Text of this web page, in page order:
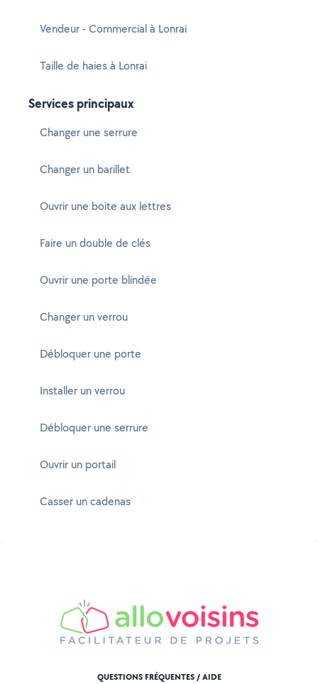
Vendeur - Commercial à Lonrai
Taille de haies à Lonrai
Services principaux
Changer une serrure
Changer un barillet
Ouvrir une boite aux lettres
Faire un double de clés
Ouvrir une porte blindée
Changer un verrou
Débloquer une porte
Installer un verrou
Débloquer une serrure
Ouvrir un portail
Casser un cadenas
QUESTIONS FRÉQUENTES / AIDE